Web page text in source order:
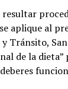
resultar
aplique al
Tránsito,
de la dieta”